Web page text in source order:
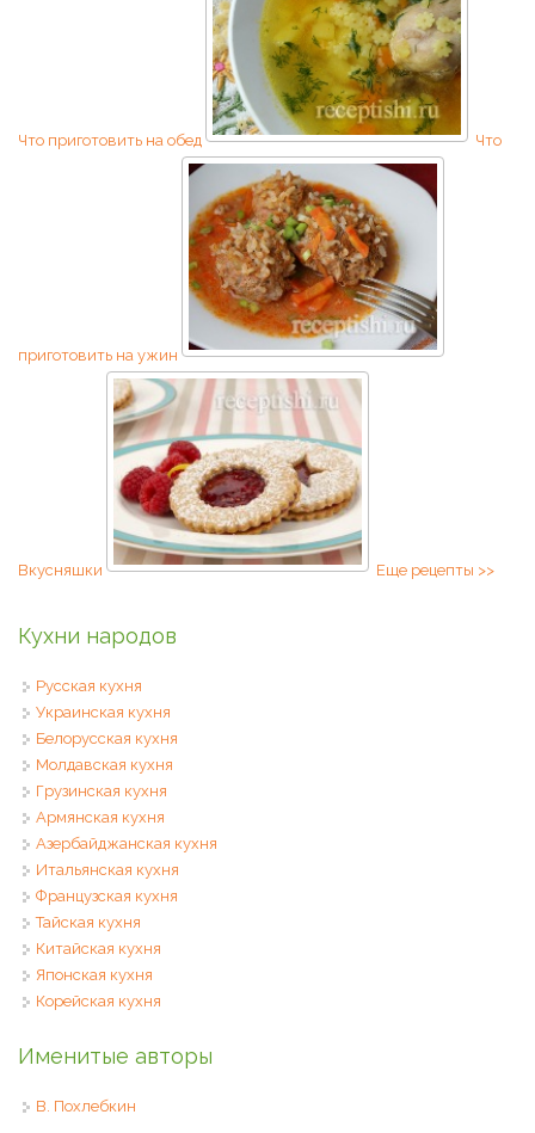
Что приготовить на обед Что
приготовить на ужин
Вкусняшки Еще рецепты >>
Кухни народов
Русская кухня
Украинская кухня
Белорусская кухня
Молдавская кухня
Грузинская кухня
Армянская кухня
Азербайджанская кухня
Итальянская кухня
Французская кухня
Тайская кухня
Китайская кухня
Японская кухня
Корейская кухня
Именитые авторы
В. Похлебкин